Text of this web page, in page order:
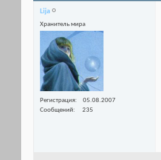
Lija
Хранитель мира
Регистрация
05.08.2007
Сообщений
235